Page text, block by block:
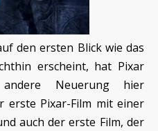
den ersten Blick wie das
erscheint, hat Pixar
Neuerung hier
erste Pixar-Film mit einer
auch der erste Film, der